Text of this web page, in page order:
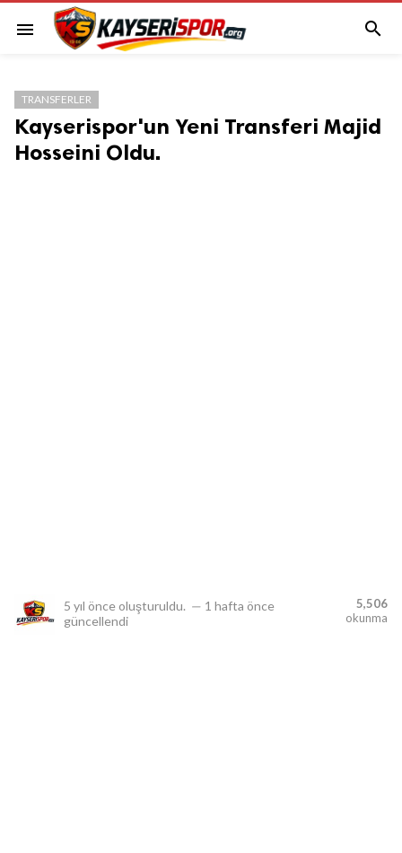
menu 
TRANSFERLER
Kayserispor'un Yeni Transferi Majid
Hosseini Oldu.
5 yıl önce oluşturuldu. — 1 hafta önce
güncellendi
5,506
okunma